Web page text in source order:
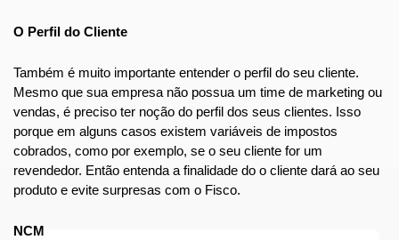
O Perfil do Cliente
Também é muito importante entender o perfil do seu cliente.
Mesmo que sua empresa não possua um time de marketing ou
vendas, é preciso ter noção do perfil dos seus clientes. Isso
porque em alguns casos existem variáveis de impostos
cobrados, como por exemplo, se o seu cliente for um
revendedor. Então entenda a finalidade do o cliente dará ao seu
produto e evite surpresas com o Fisco.
NCM